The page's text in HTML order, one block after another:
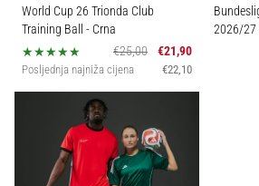
Budi
dio
svake
utakmice,
gola…
Prikaži
sve
World Cup 26 Trionda Club
Training Ball - Crna
€25,00
€21,90
Posljednja najniža cijena €22,10
2026/27